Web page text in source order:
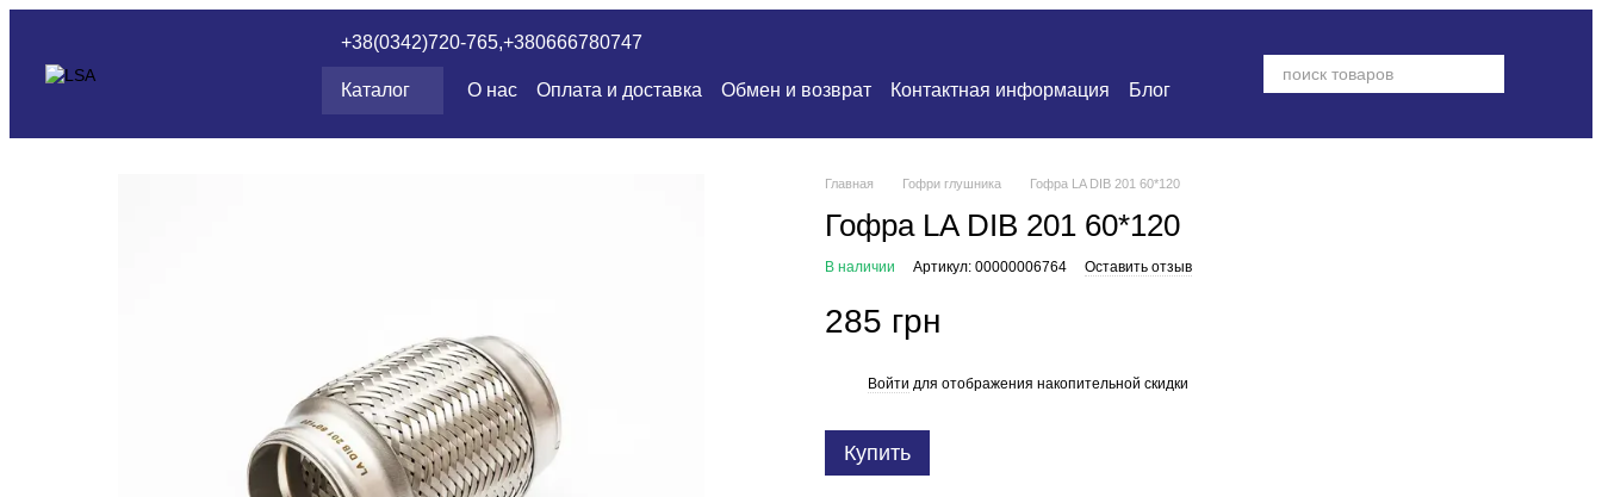
+38(0342)720-765,+380666780747
Каталог О нас Оплата и доставка Обмен и возврат Контактная информация Блог
Главная Гофри глушника Гофра LA DIB 201 60*120
Гофра LA DIB 201 60*120
В наличии Артикул: 00000006764 Оставить отзыв
285 грн
Войти для отображения накопительной скидки
Купить